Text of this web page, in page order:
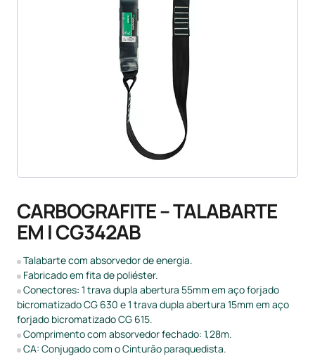
CARBOGRAFITE – TALABARTE
EM I CG342AB
Talabarte com absorvedor de energia.
Fabricado em fita de poliéster.
Conectores: 1 trava dupla abertura 55mm em aço forjado
bicromatizado CG 630 e 1 trava dupla abertura 15mm em aço
forjado bicromatizado CG 615.
Comprimento com absorvedor fechado: 1,28m.
CA: Conjugado com o Cinturão paraquedista.